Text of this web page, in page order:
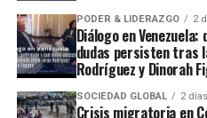
PODER & LIDERAZGO 2
Diálogo en
dudas persisten tras
Rodríguez y Dinorah
SOCIEDAD GLOBAL 2
Crisis migratoria en